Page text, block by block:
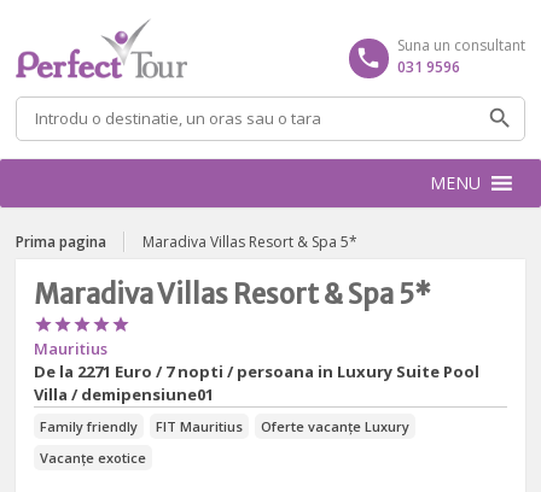
Caută
după:
Suna un consultant
031 9596
MENU
Prima pagina Maradiva Villas Resort & Spa 5*
Maradiva Villas Resort & Spa 5*

Mauritius
De la 2271 Euro / 7 nopti / persoana in Luxury Suite Pool
Villa / demipensiune01
Family friendly FIT Mauritius
Oferte vacanțe Luxury
Vacanțe exotice